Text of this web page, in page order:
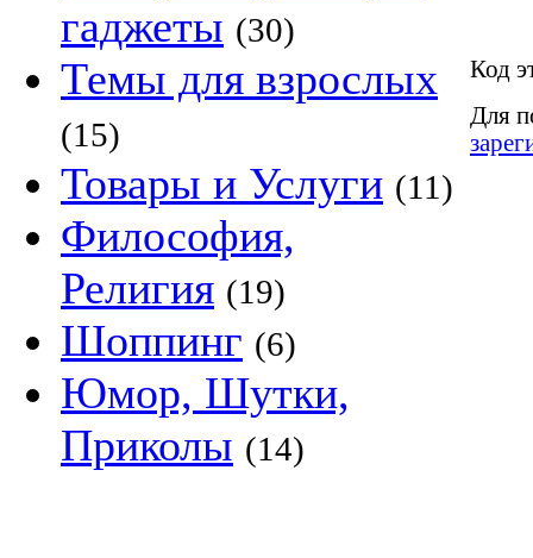
гаджеты (30)
Темы для взрослых
(15)
Товары и Услуги (11)
Философия,
Религия (19)
Шоппинг (6)
Юмор, Шутки,
Приколы (14)
Код
Для